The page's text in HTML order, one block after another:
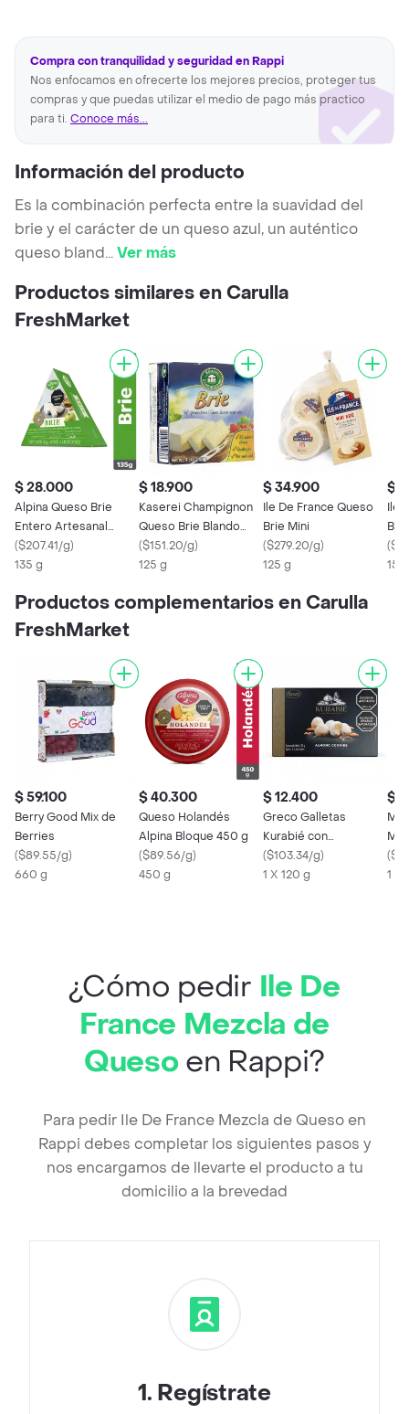
Compra con tranquilidad y seguridad en Rappi
Nos enfocamos en ofrecerte los mejores precios, proteger tus
compras y que puedas utilizar el medio de pago más practico
para ti. Conoce más...
Información del producto
Es la combinación perfecta entre la suavidad del
brie y el carácter de un queso azul, un auténtico
queso bland...Ver más
Productos similares en Carulla
FreshMarket
$ 28.000
Alpina Queso Brie
Entero Artesanal
Maduro
($207.41/g)
135 g
$ 18.900
Kaserei Champignon
Queso Brie Blando
Madurado
($151.20/g)
125 g
$ 34.900
Ile De France Queso
Brie Mini
($279.20/g)
125 g
$
Ile
(
Productos complementarios en Carulla
FreshMarket
$ 59.100
Berry Good Mix de
Berries
($89.55/g)
660 g
$ 40.300
Queso Holandés
Alpina Bloque 450 g
($89.56/g)
450 g
$ 12.400
Greco Galletas
Kurabié con
Almendras
($103.34/g)
1 X 120 g
$
(
1 X
¿Cómo pedir Ile De
France Mezcla de
Quesoen Rappi?
Para pedir Ile De France Mezcla de Queso en
Rappi debes completar los siguientes pasos y
nos encargamos de llevarte el producto a tu
domicilio a la brevedad
1. Regístrate